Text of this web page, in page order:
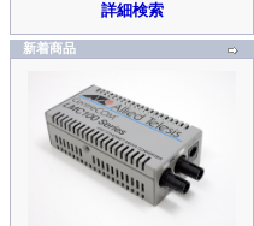
詳細検索
新着商品